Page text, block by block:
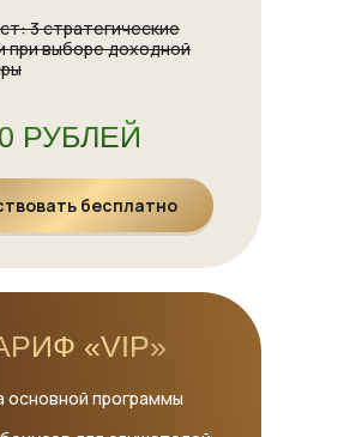
3 стратегические
при выборе доходной
бесплатно
0 РУБЛЕЙ
основной программы
«VIP»